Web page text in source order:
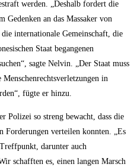
werden. „Deshalb fordert die
Gedenken an das Massaker von
internationale Gemeinschaft, die
Staat begangenen
sagte Nelvin. „Der Staat muss
in
fügte er hinzu.
Polizei so streng bewacht, dass die
verteilen konnten. „Es
darunter auch
schafften es, einen langen Marsch